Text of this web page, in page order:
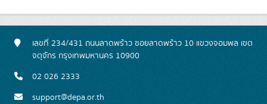
เลขที่ 234/431 ถนนลาดพร้าว ซอยลาดพร้าว 10 แขวงจอมพล เขต
จตุจักร กรุงเทพมหานคร 10900
02 026 2333
support@depa.or.th